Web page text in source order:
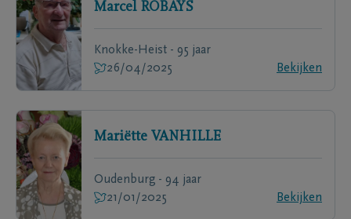
Marcel ROBAYS
Knokke-Heist - 95 jaar
26/04/2025
Bekijken
Mariëtte VANHILLE
Oudenburg - 94 jaar
21/01/2025
Bekijken